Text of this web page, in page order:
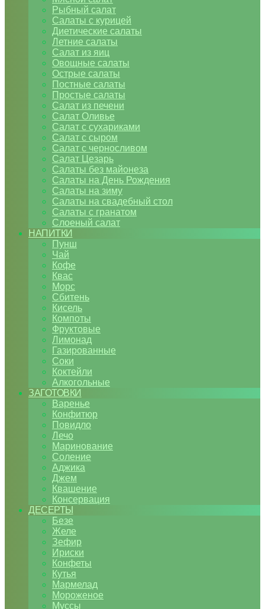
Рыбный салат
Салаты с курицей
Диетические салаты
Летние салаты
Салат из яиц
Овощные салаты
Острые салаты
Постные салаты
Простые салаты
Салат из печени
Салат Оливье
Салат с сухариками
Салат с сыром
Салат с черносливом
Салат Цезарь
Салаты без майонеза
Салаты на День Рождения
Салаты на зиму
Салаты на свадебный стол
Салаты с гранатом
Слоеный салат
НАПИТКИ
Пунш
Чай
Кофе
Квас
Морс
Сбитень
Кисель
Компоты
Фруктовые
Лимонад
Газированные
Соки
Коктейли
Алкогольные
ЗАГОТОВКИ
Варенье
Конфитюр
Повидло
Лечо
Маринование
Соление
Аджика
Джем
Квашение
Консервация
ДЕСЕРТЫ
Безе
Желе
Зефир
Ириски
Конфеты
Кутья
Мармелад
Мороженое
Муссы